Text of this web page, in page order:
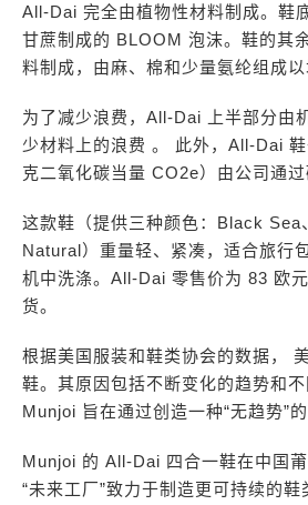
All-Dai 完全由植物性材料制成。鞋
甘蔗制成的 BLOOM 泡沫。鞋的其
料制成，由麻、棉和少量氨纶组成以
为了减少浪费，All-Dai 上半部分由
少材料上的浪费 。 此外，All-Dai
克二氧化碳当量 CO2e）由公司通过
这款鞋（提供三种颜色：Black Sea
Natural）重量轻、紧凑，适合旅行
机中洗涤。All-Dai 零售价为 83 欧
货。
根据美国服装和鞋类协会的数据，
鞋。其原因包括不断变化的趋势和不
Munjoi 旨在通过创造一种“无趋势”
Munjoi 的 All-Dai 四合一鞋在中国
“未来工厂”致力于制造更可持续的